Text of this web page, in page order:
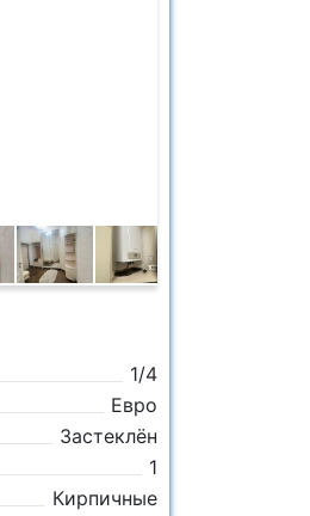
1/4
Евро
Застеклён
1
Кирпичные